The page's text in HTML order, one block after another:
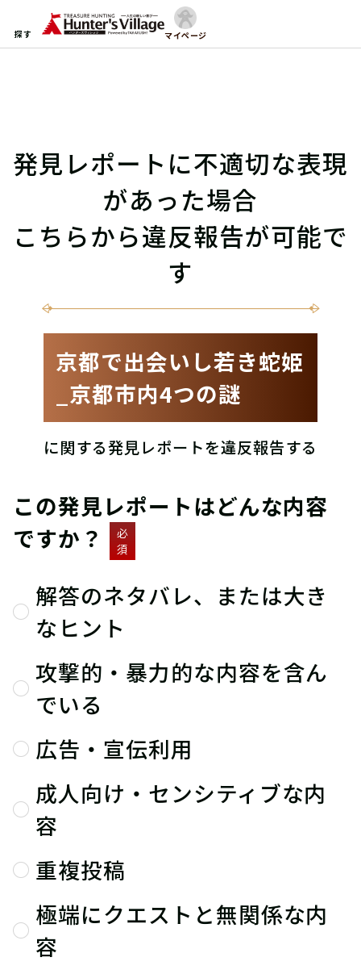
探す マイページ
発見レポートに不適切な表現
があった場合
こちらから違反報告が可能で
す
京都で出会いし若き蛇姫
_京都市内4つの謎
に関する発見レポートを違反報告する
この発見レポートはどんな内容
ですか？
必
須
解答のネタバレ、または大き
なヒント
攻撃的・暴力的な内容を含ん
でいる
広告・宣伝利用
成人向け・センシティブな内
容
重複投稿
極端にクエストと無関係な内
容